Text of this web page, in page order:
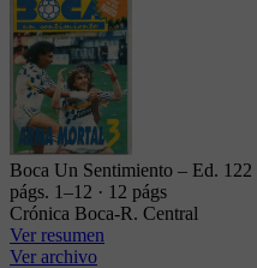
Boca Un Sentimiento – Ed.
págs. 1–12 · 12 págs
Crónica Boca-R. Central
Ver resumen
Ver archivo